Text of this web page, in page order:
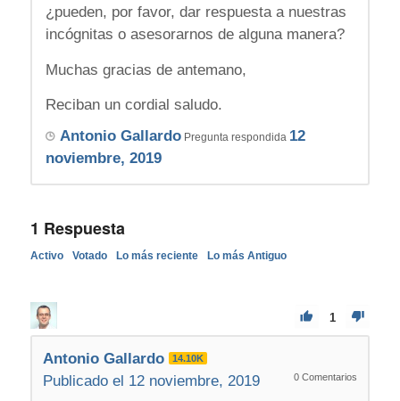
¿pueden, por favor, dar respuesta a nuestras
incógnitas o asesorarnos de alguna manera?
Muchas gracias de antemano,
Reciban un cordial saludo.
Antonio GallardoPregunta respondida 12
noviembre, 2019
1 Respuesta
Activo Votado Lo más reciente Lo más Antiguo
1
Antonio Gallardo 14.10K
Publicado el 12 noviembre, 2019 0 Comentarios